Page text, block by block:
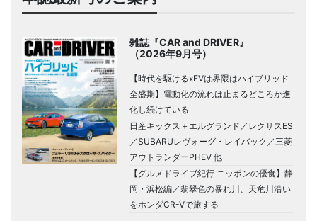
雑誌『CAR and DRIVER』
（2026年9月号）
【時代を駆けるxEVは界隈はハイブリッド
全盛期】電動化の流れは止まるどころか進
化し続けている
日産キックス＋エルグランド／レクサスES
／SUBARUレヴォーグ・レイバック／三菱
アウトランダーPHEV 他
【グルメドライブ紀行 ニッポンの優食】静
岡・浜松編／翡翠色の暴れ川、天竜川沿い
をホンダCR-Vで旅する